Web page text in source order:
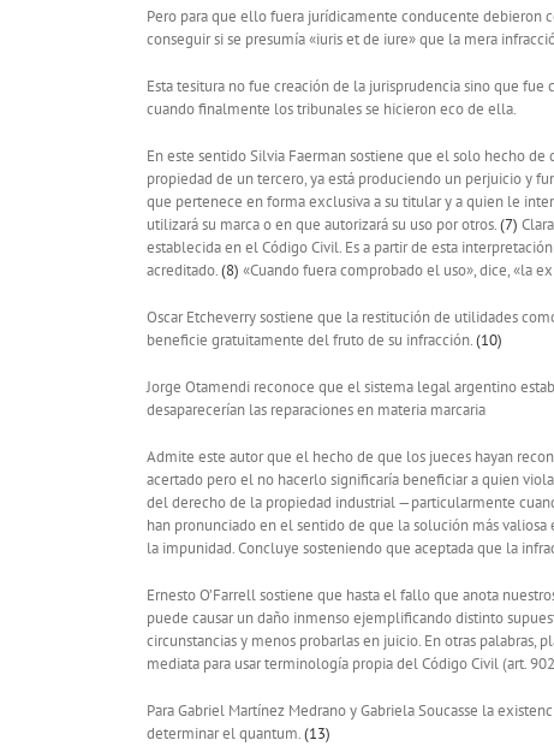
Pero para que ello fuera jurídicamente conducente debieron
conseguir si se presumía «iuris et de iure» que la mera
Esta tesitura no fue creación de la jurisprudencia sino que
cuando finalmente los tribunales se hicieron eco de ella.
En este sentido Silvia Faerman sostiene que el solo hecho
propiedad de un tercero, ya está produciendo un perjuicio y
que pertenece en forma exclusiva a su titular y a quien le
utilizará su marca o en que autorizará su uso por otros.(7)
establecida en el Código Civil. Es a partir de esta
acreditado.(8) «Cuando fuera comprobado el uso», dice, «la
Oscar Etcheverry sostiene que la restitución de utilidades
beneficie gratuitamente del fruto de su infracción.(10)
Jorge Otamendi reconoce que el sistema legal argentino
desaparecerían las reparaciones en materia marcaria
Admite este autor que el hecho de que los jueces hayan
acertado pero el no hacerlo significaría beneficiar a quien
del derecho de la propiedad industrial —particularmente
han pronunciado en el sentido de que la solución más
la impunidad. Concluye sosteniendo que aceptada que la
Ernesto O’Farrell sostiene que hasta el fallo que anota
puede causar un daño inmenso ejemplificando distinto
circunstancias y menos probarlas en juicio. En otras
mediata para usar terminología propia del Código Civil (art. 902
Para Gabriel Martínez Medrano y Gabriela Soucasse la
determinar el quantum.(13)